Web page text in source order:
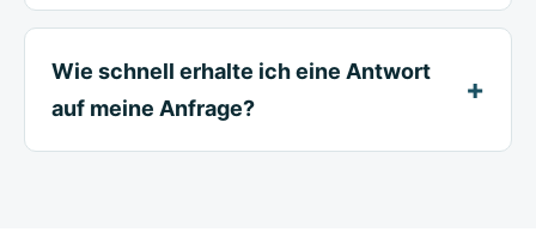
Wie schnell erhalte ich eine Antwort
auf meine Anfrage?